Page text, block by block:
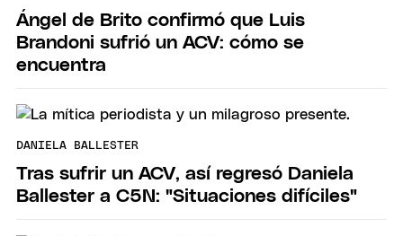
Ángel de Brito confirmó que Luis
Brandoni sufrió un ACV: cómo se
encuentra
DANIELA BALLESTER
Tras sufrir un ACV, así regresó Daniela
Ballester a C5N: "Situaciones difíciles"